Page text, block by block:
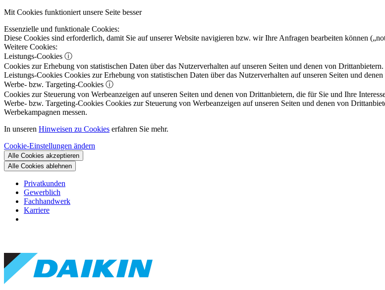
Mit Cookies funktioniert unsere Seite besser
Essenzielle und funktionale Cookies:
Diese Cookies sind erforderlich, damit Sie auf unserer Website navigieren bzw. wir Ihre Anfragen bearbeiten können
Weitere Cookies:
Leistungs-Cookies ⓘ
Cookies zur Erhebung von statistischen Daten über das Nutzerverhalten auf unseren Seiten und denen von Drittanbietern.
Leistungs-Cookies Cookies zur Erhebung von statistischen Daten über das Nutzerverhalten auf unseren Seiten und
Werbe- bzw. Targeting-Cookies ⓘ
Cookies zur Steuerung von Werbeanzeigen auf unseren Seiten und denen von Drittanbietern, die für Sie und Ihre
Werbe- bzw. Targeting-Cookies Cookies zur Steuerung von Werbeanzeigen auf unseren Seiten und denen von
Werbekampagnen messen.
In unseren Hinweisen zu Cookies erfahren Sie mehr.
Cookie-Einstellungen ändern
Alle Cookies akzeptieren
Alle Cookies ablehnen
Privatkunden
Gewerblich
Fachhandwerk
Karriere